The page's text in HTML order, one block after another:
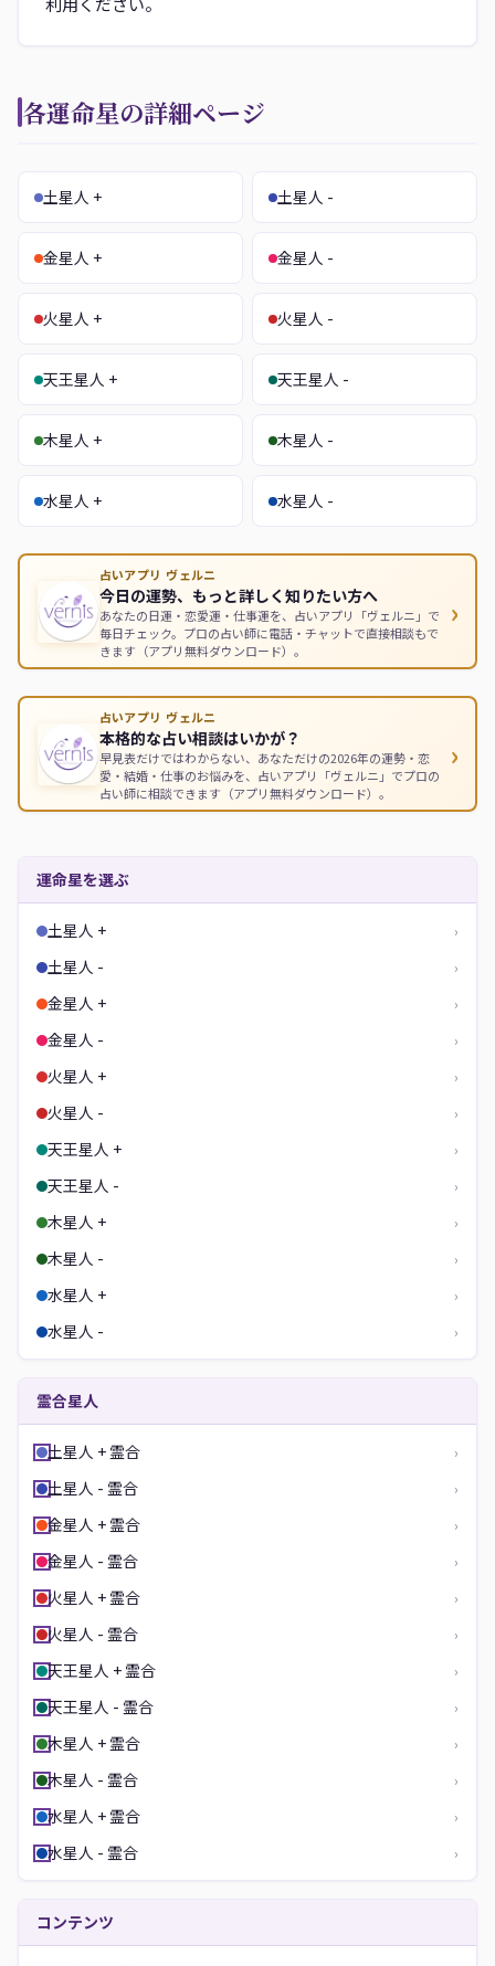
各運命星の詳細ページ
土星人 + 土星人 -
金星人 + 金星人 -
火星人 + 火星人 -
天王星人 + 天王星人 -
木星人 + 木星人 -
水星人 + 水星人 -
占いアプリ ヴェルニ
今日の運勢、もっと詳しく知りたい方へ
あなたの日運・恋愛運・仕事運を、占いアプリ「ヴェルニ」で
毎日チェック。プロの占い師に電話・チャットで直接相談もで
きます（アプリ無料ダウンロード）。
›
占いアプリ ヴェルニ
本格的な占い相談はいかが？
早見表だけではわからない、あなただけの2026年の運勢・恋
愛・結婚・仕事のお悩みを、占いアプリ「ヴェルニ」でプロの
占い師に相談できます（アプリ無料ダウンロード）。
›
運命星を選ぶ
土星人 + ›
土星人 - ›
金星人 + ›
金星人 - ›
火星人 + ›
火星人 - ›
天王星人 + ›
天王星人 - ›
木星人 + ›
木星人 - ›
水星人 + ›
水星人 - ›
霊合星人
土星人 + 霊合 ›
土星人 - 霊合 ›
金星人 + 霊合 ›
金星人 - 霊合 ›
火星人 + 霊合 ›
火星人 - 霊合 ›
天王星人 + 霊合 ›
天王星人 - 霊合 ›
木星人 + 霊合 ›
木星人 - 霊合 ›
水星人 + 霊合 ›
水星人 - 霊合 ›
コンテンツ